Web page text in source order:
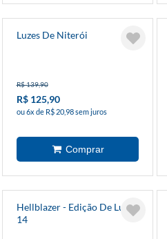
Luzes De Niterói
R$ 139,90
R$ 125,90
ou 6x de R$ 20,98 sem juros
Hellblazer - Edição De Luxo
14